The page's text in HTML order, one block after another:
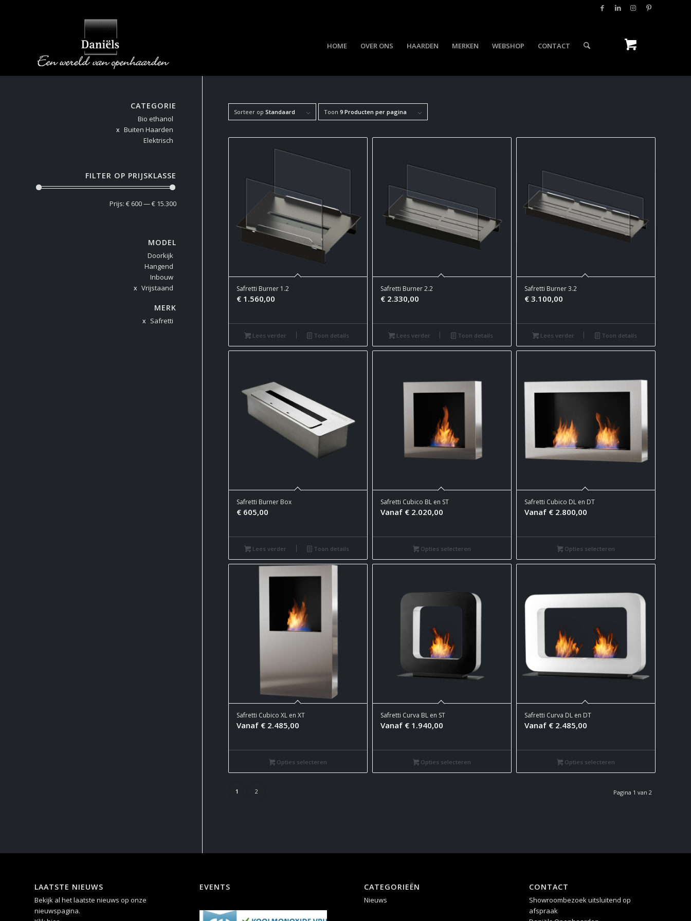
HOME OVER ONS HAARDEN MERKEN WEBSHOP CONTACT
Sorteer op Standaard Toon 9 Producten per pagina
Safretti Burner 1.2
€ 1.560,00
Lees verder Toon details
Safretti Burner 2.2
€ 2.330,00
Lees verder Toon details
Safretti Burner 3.2
€ 3.100,00
Lees verder Toon details
Safretti Burner Box
€ 605,00
Lees verder Toon details
Safretti Cubico BL en ST
Vanaf € 2.020,00
Opties selecteren
Safretti Cubico DL en DT
Vanaf € 2.800,00
Opties selecteren
Safretti Cubico XL en XT
Vanaf € 2.485,00
Opties selecteren
Safretti Curva BL en ST
Vanaf € 1.940,00
Opties selecteren
Safretti Curva DL en DT
Vanaf € 2.485,00
Opties selecteren
Pagina 1 van 2
1 2
CATEGORIE
Bio ethanol
Buiten Haarden
Elektrisch
FILTER OP PRIJSKLASSE
Prijs: € 600—€ 15.300
MODEL
Doorkijk
Hangend
Inbouw
Vrijstaand
MERK
Safretti
LAATSTE NIEUWS
Bekijk al het laatste nieuws op onze
nieuwspagina.
EVENTS CATEGORIEËN
Nieuws
CONTACT
Showroombezoek uitsluitend op
afspraak